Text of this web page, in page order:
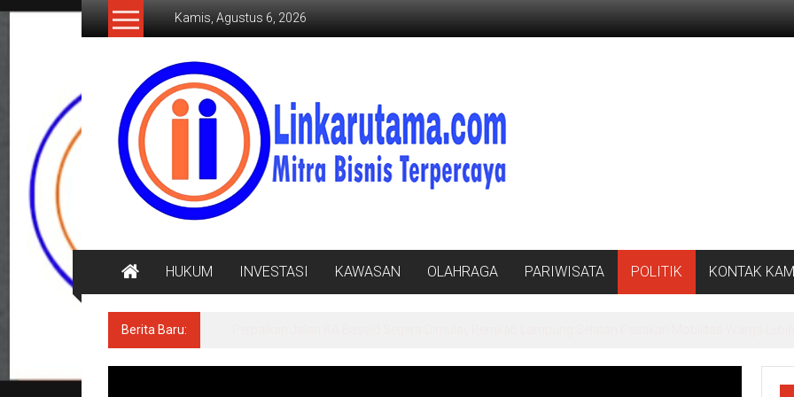
Lompat
Kamis, Agustus 6, 2026
LINKARUTAMA.COM
Mitra
Bisnis
Terpercaya
HUKUM INVESTASI KAWASAN OLAHRAGA PARIWISATA POLITIK KONTAK
Berita Baru: